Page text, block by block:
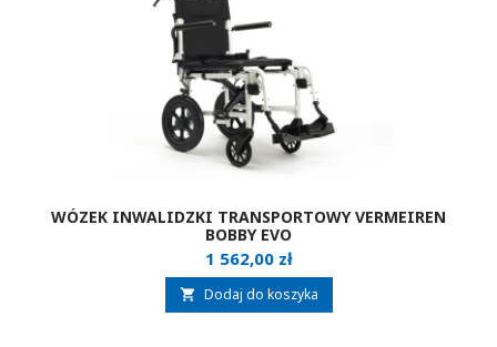
WÓZEK INWALIDZKI TRANSPORTOWY VERMEIREN
BOBBY EVO
Cena
1 562,00 zł
 Dodaj do koszyka